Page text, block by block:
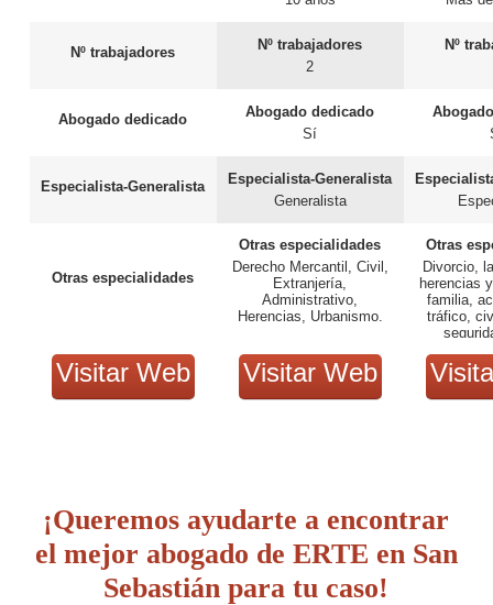
Nº trabajadores
Abogado dedicado
Especialista-Generalista
Otras especialidades
Visitar Web
Nº trabajadores
2
Abogado dedicado
Sí
Especialista-Generalista
Generalista
Otras especialidades
Derecho Mercantil, Civil,
Extranjería,
Administrativo,
Herencias, Urbanismo.
Visitar Web
Nº
Otras
Divorcio,
herencias
familia,
tráfico,
¡Queremos ayudarte a encontrar
el mejor abogado de ERTE en San
Sebastián para tu caso!